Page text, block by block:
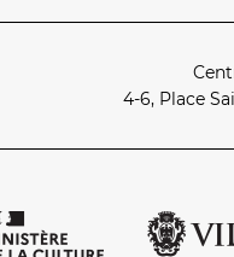
4‑6, Place